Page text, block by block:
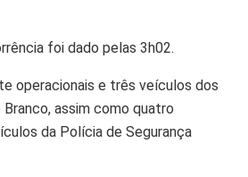
foi dado pelas 3h02.
operacionais e três veículos dos
assim como quatro
da Polícia de Segurança